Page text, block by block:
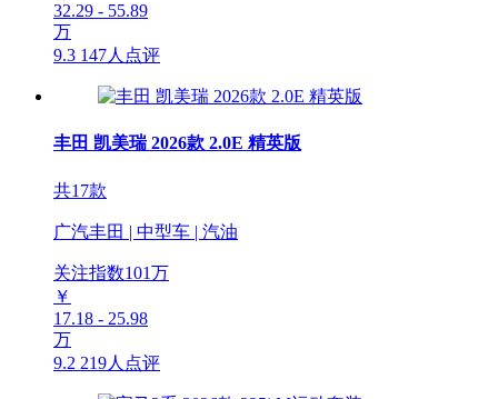
32.29 - 55.89
万
9.3 147人点评
丰田 凯美瑞 2026款 2.0E 精英版
共17款
广汽丰田 | 中型车 | 汽油
关注指数101万
￥
17.18 - 25.98
万
9.2 219人点评